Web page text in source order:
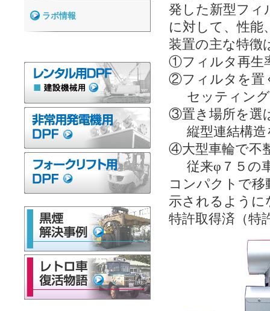
発した新型フィ
に対して、性能
装置の主な特徴
①フィルタ再生
②フィルタを置
セッティン
③置き場所を選
縦型連結構
④大型車輪で不
従来φ７５の
コンパクトで移
示されるように
特許取得済（特
ラボ情報